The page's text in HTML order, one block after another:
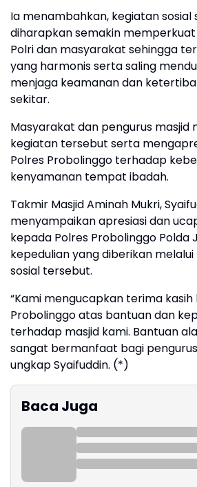
Ia menambahkan, kegiatan sosial
diharapkan semakin
Polri dan masyarakat sehingga
yang harmonis serta saling
menjaga keamanan dan
sekitar.
Masyarakat dan pengurus masjid
kegiatan tersebut serta
Polres Probolinggo terhadap
kenyamanan tempat ibadah.
Takmir Masjid Aminah Mukri,
menyampaikan apresiasi dan
kepada Polres Probolinggo Polda
kepedulian yang diberikan
sosial tersebut.
“Kami mengucapkan terima
Probolinggo atas bantuan dan
terhadap masjid kami. Bantuan
sangat bermanfaat bagi
ungkap Syaifuddin. (*)
Baca Juga